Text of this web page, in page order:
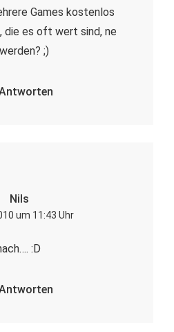
Games kostenlos
die es oft wert sind, ne
;)
Nils
um 11:43 Uhr
:D